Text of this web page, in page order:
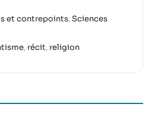
et contrepoints,Sciences
, récit, religion